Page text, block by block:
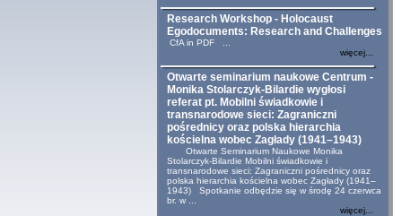
Research Workshop - Holocaust
Egodocuments: Research and Challenges
CfA in PDF ...
więcej...
Otwarte seminarium naukowe Centrum -
Monika Stolarczyk-Bilardie wygłosi
referat pt. Mobilni świadkowie i
transnarodowe sieci: Zagraniczni
pośrednicy oraz polska hierarchia
kościelna wobec Zagłady (1941–1943)
Otwarte Seminarium Naukowe Monika
Stolarczyk-Bilardie Mobilni świadkowie i
transnarodowe sieci: Zagraniczni pośrednicy oraz
polska hierarchia kościelna wobec Zagłady (1941–
1943) Spotkanie odbędzie się w środę 24 czerwca
br. w ...
więcej...